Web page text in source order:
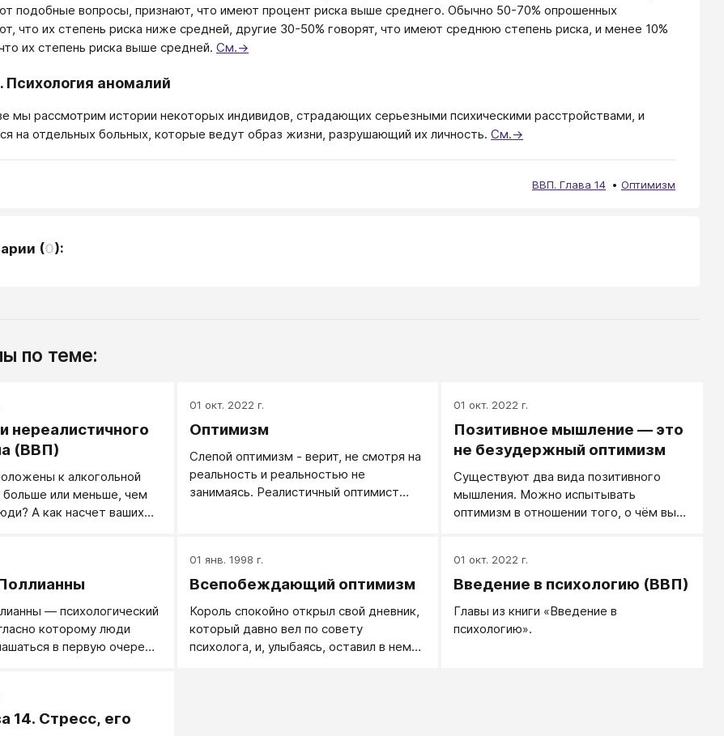
подобные вопросы, признают, что имеют процент риска выше среднего. Обычно 50-70% опрошенных
что их степень риска ниже средней, другие 30-50% говорят, что имеют среднюю степень риска, и менее 10%
их степень риска выше средней. См.→
Психология аномалий
мы рассмотрим истории некоторых индивидов, страдающих се­рьезными психическими расстройства­ми, и
на отдельных боль­ных, которые ведут образ жизни, разру­шающий их личность. См.→
ВВП. Глава 14 Оптимизм
(0):
по теме:
нереалистичного
(ВВП)
к алкогольной
больше или меньше, чем
А как насчет ваших
сердечный
из тех, кому
риска выше
50-70% опрошенных
их степень риска
степень риска, и
01 окт. 2022 г.
Оптимизм
Слепой оптимизм - верит, не смотря на
реальность и реальностью не
занимаясь. Реалистичный оптимист
01 окт. 2022 г.
Позитивное мышление — это
не безудержный оптимизм
Существуют два вида позитивного
мышления. Можно испытывать
оптимизм в отношении того, о чём вы
Одно из них является полезным, другое
– опасным! И, к сожалению, разница
– опасное позитивное мышление.
Оптимизм это вера в то, что всё будет
— психологический
которому люди
в первую очередь
— защитный
которому
01 янв. 1998 г.
Всепобеждающий оптимизм
Король спокойно открыл свой дневник,
который давно вел по совету
психолога, и, улыбаясь, оставил в нем
01 окт. 2022 г.
Введение в психологию (ВВП)
Главы из книги «Введение в
психологию».
14. Стресс, его